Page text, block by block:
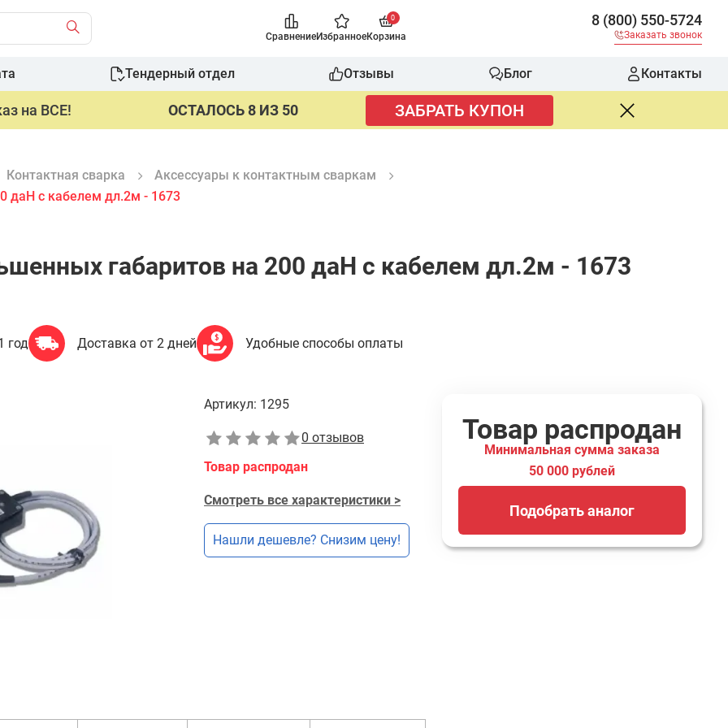
СравнениеИзбранное
0
Корзина
8 (800) 550-5724
Заказать звонок
Тендерный отдел Отзывы Блог Контакты
на ВСЕ! ОСТАЛОСЬ 8 ИЗ 50 ЗАБРАТЬ КУПОН
Контактная сварка
Аксессуары к контактным сваркам
даН с кабелем дл.2м - 1673
габаритов на 200 даН с кабелем дл.2м - 1673
год Доставка от 2 дней Удобные способы оплаты
Артикул: 1295
0 отзывов
Товар распродан
Смотреть все характеристики >
Нашли дешевле? Снизим цену!
Товар распродан
Минимальная сумма заказа
50 000 рублей
Подобрать аналог